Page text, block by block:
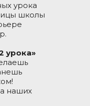
урока
школы
урока»
наших